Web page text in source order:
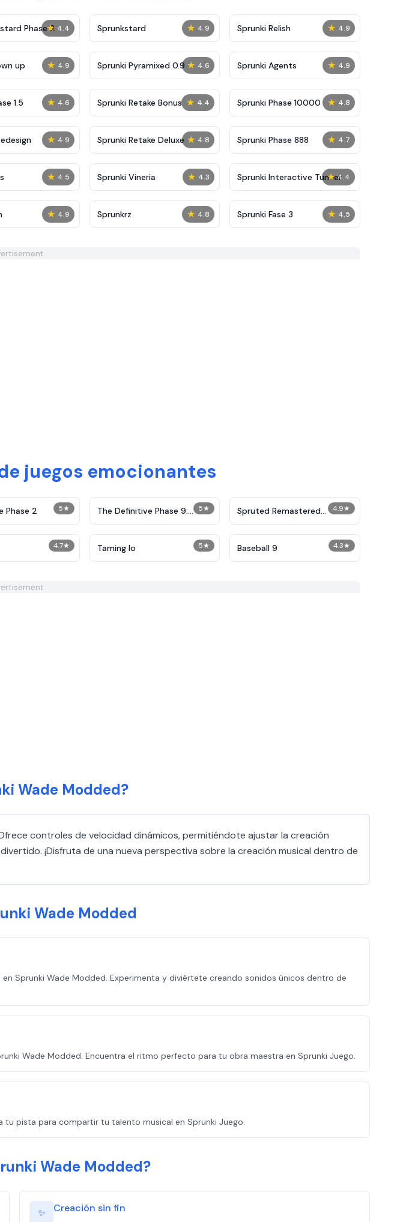
★ 4.4
Phase 2 ★ 4.9
Sprunkstard ★ 4.9
Sprunki Relish
★ 4.9
up ★ 4.6
Sprunki Pyramixed 0.9 ★ 4.9
Sprunki Agents
★ 4.6
1.5 ★ 4.4
Sprunki Retake Bonus ★ 4.8
Sprunki Phase 10000
★ 4.9 ★ 4.8
Sprunki Retake Deluxe ★ 4.7
Sprunki Phase 888
★ 4.5 ★ 4.3
Sprunki Vineria ★ 4.4
Sprunki Interactive Tunner
★ 4.9 ★ 4.8
Sprunkrz ★ 4.5
Sprunki Fase 3
juegos emocionantes
5★
Phase 2 5★
The Definitive Phase 9:
Demolition
4.9★
Spruted Remastered
Alternative Phase 2
4.7★ 5★
Taming Io 4.3★
Baseball 9
Wade Modded?
controles de velocidad dinámicos, permitiéndote ajustar la creación
¡Disfruta de una nueva perspectiva sobre la creación musical dentro de
Wade Modded
Sprunki Wade Modded. Experimenta y diviértete creando sonidos únicos dentro de
Wade Modded. Encuentra el ritmo perfecto para tu obra maestra en Sprunki Juego.
tu pista para compartir tu talento musical en Sprunki Juego.
Wade Modded?
✨ Creación sin fin